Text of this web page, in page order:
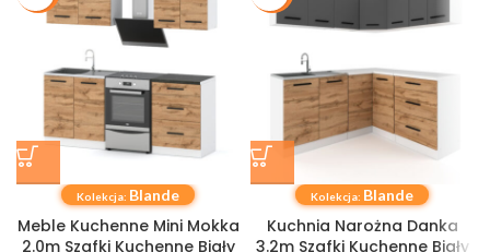
Kolekcja: Blande
Meble Kuchenne Mini Mokka
2.0m Szafki Kuchenne Biały
Kolekcja: Blande
Kuchnia Narożna Danka
3.2m Szafki Kuchenne Biały